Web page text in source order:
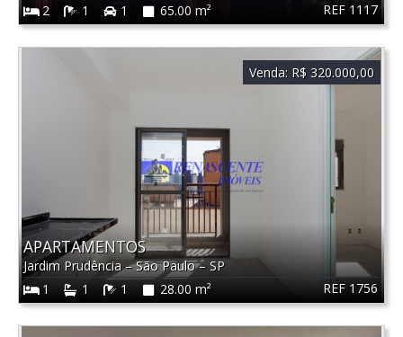
REF 1117
2
1 1 65.00 m²
REF 1756
APARTAMENTOS
Jardim Prudência–São Paulo– SP
1
1 1 28.00 m²
Venda: R$ 320.000,00